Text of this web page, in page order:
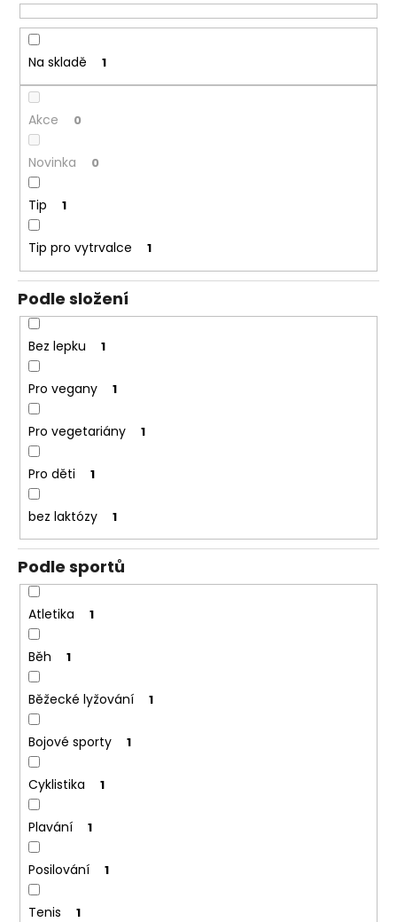
u
k
ů
Na skladě 1
Akce 0
Novinka 0
Tip 1
Tip pro vytrvalce 1
Podle složení
Bez lepku 1
Pro vegany 1
Pro vegetariány 1
Pro děti 1
bez laktózy 1
Podle sportů
Atletika 1
Běh 1
Běžecké lyžování 1
Bojové sporty 1
Cyklistika 1
Plavání 1
Posilování 1
Tenis 1
a
t
D
o
p
o
u
u
m